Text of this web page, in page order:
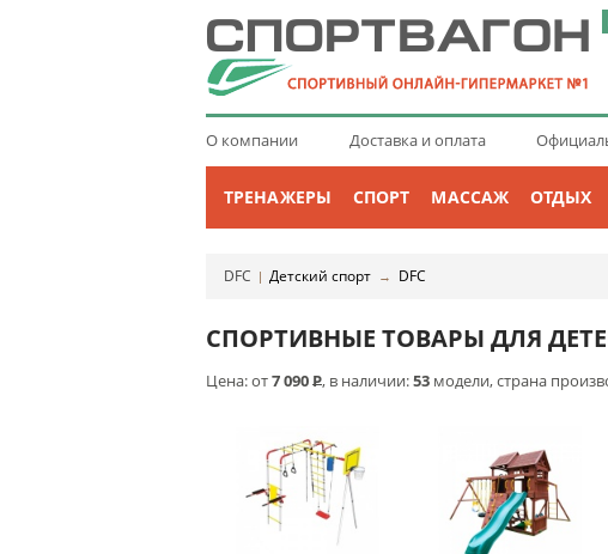
О компании Доставка и оплата
ТРЕНАЖЕРЫ СПОРТ МАССАЖ ОТДЫХ
DFC | Детский спорт → DFC
СПОРТИВНЫЕ ТОВАРЫ ДЛЯ
Цена: от7 090Р, в наличии:53 модели, страна